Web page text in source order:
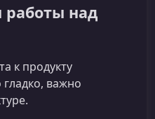
работы над
к продукту
важно